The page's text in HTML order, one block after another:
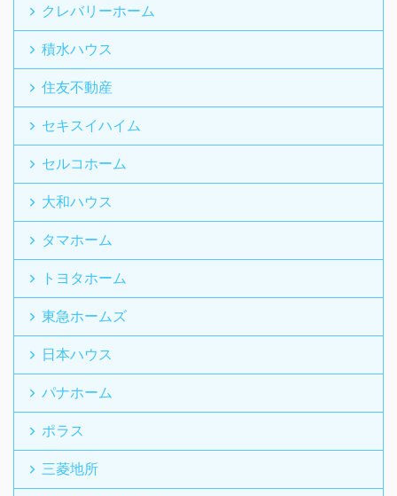
クレバリーホーム
積水ハウス
住友不動産
セキスイハイム
セルコホーム
大和ハウス
タマホーム
トヨタホーム
東急ホームズ
日本ハウス
パナホーム
ポラス
三菱地所